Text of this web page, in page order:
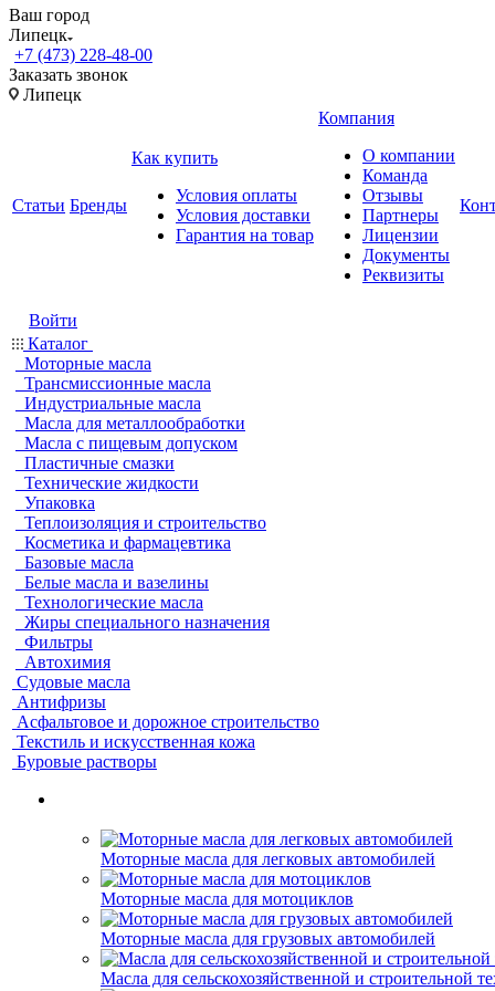
Ваш город
Липецк
+7 (473) 228-48-00
Заказать звонок
Липецк
Статьи Бренды
Как купить
Условия оплаты
Условия доставки
Гарантия на товар
Компания
О компании
Команда
Отзывы
Партнеры
Лицензии
Документы
Реквизиты
Войти
Каталог
Моторные масла
Трансмиссионные масла
Индустриальные масла
Масла для металлообработки
Масла с пищевым допуском
Пластичные смазки
Технические жидкости
Упаковка
Теплоизоляция и строительство
Косметика и фармацевтика
Базовые масла
Белые масла и вазелины
Технологические масла
Жиры специального назначения
Фильтры
Автохимия
Судовые масла
Антифризы
Асфальтовое и дорожное строительство
Текстиль и искусственная кожа
Буровые растворы
Моторные масла для легковых автомобилей
Моторные масла для мотоциклов
Моторные масла для грузовых автомобилей
Масла для сельскохозяйственной и строительной